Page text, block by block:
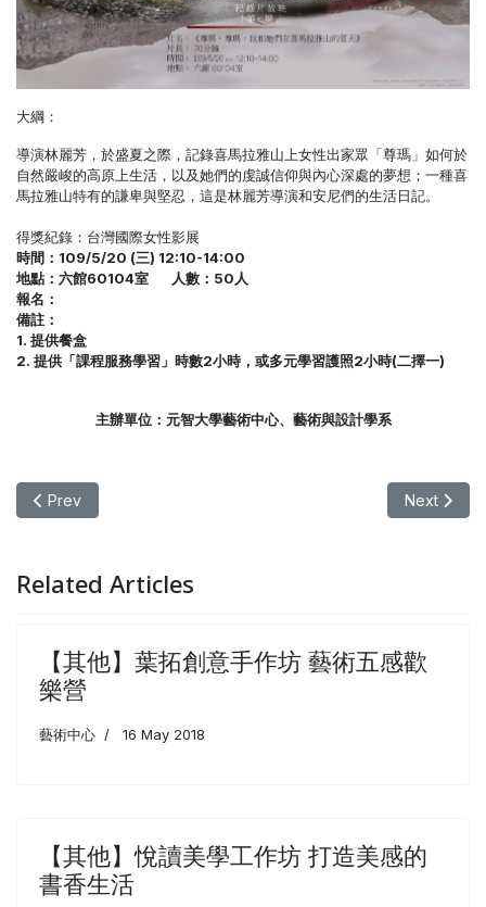
大綱：
導演林麗芳，於盛夏之際，記錄喜馬拉雅山上女性出家眾「尊瑪」如何於
自然嚴峻的高原上生活，以及她們的虔誠信仰與內心深處的夢想；一種喜
馬拉雅山特有的謙卑與堅忍，這是林麗芳導演和安尼們的生活日記。
得獎紀錄：台灣國際女性影展
時間：109/5/20 (三) 12:10-14:00
地點：六館60104室 人數：50人
報名：
備註：
1. 提供餐盒
2. 提供「課程服務學習」時數2小時，或多元學習護照2小時(二擇一)
主辦單位：元智大學藝術中心、藝術與設計學系
Previous article: 【其他】桃園電影節x校園新片特映場 第一場《
Prev Next
Next
Related Articles
【其他】葉拓創意手作坊 藝術五感歡
樂營
藝術中心 16 May 2018
【其他】悅讀美學工作坊 打造美感的
書香生活